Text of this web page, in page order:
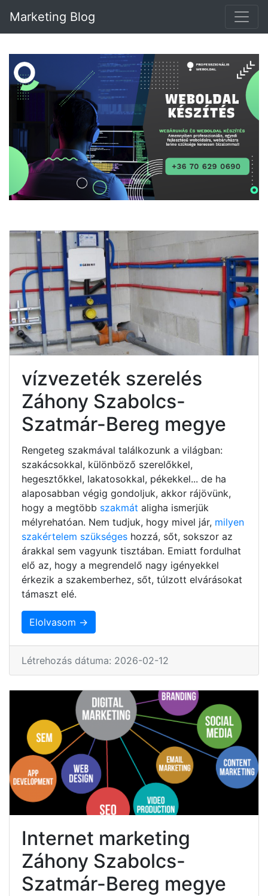
Marketing Blog
vízvezeték szerelés
Záhony Szabolcs-
Szatmár-Bereg megye
Rengeteg szakmával találkozunk a világban:
szakácsokkal, különböző szerelőkkel,
hegesztőkkel, lakatosokkal, pékekkel... de ha
alaposabban végig gondoljuk, akkor rájövünk,
hogy a megtöbb szakmát aligha ismerjük
mélyrehatóan. Nem tudjuk, hogy mivel jár, milyen
szakértelem szükséges hozzá, sőt, sokszor az
árakkal sem vagyunk tisztában. Emiatt fordulhat
elő az, hogy a megrendelő nagy igényekkel
érkezik a szakemberhez, sőt, túlzott elvárásokat
támaszt elé.
Elolvasom →
Létrehozás dátuma: 2026-02-12
Internet marketing
Záhony Szabolcs-
Szatmár-Bereg megye